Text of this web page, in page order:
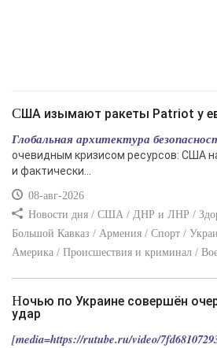
США изымают ракеты Patriot у
Глобальная архитектура
очевидным кризисом ресурсов: США
и фактически...
08-авг-2026
Новости дня / США / ДНР и ЛНР /
Большой Кавказ / Армения / Спорт /
Америка / Происшествия и криминал /
Ночью по Украине совершён очередной ракетный
удар
[media=https://rutube.ru/video/